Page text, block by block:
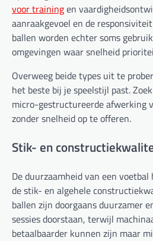
voor trainingen
aanraakgevoel en de
ballen worden echter soms
omgevingen waar snelheid
Overweeg beide types uit te
het beste bij je speelstijl past.
micro-gestructureerde afwerking
zonder snelheid op te offeren.
Stik- en
De duurzaamheid van een
de stik- en algehele
ballen zijn doorgaans duurzamer
sessies doorstaan, terwijl
betaalbaarder kunnen zijn maar